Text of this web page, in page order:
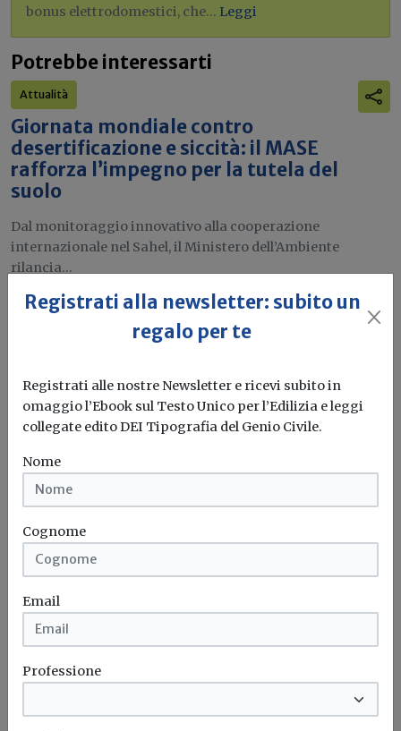
bonus elettrodomestici, che... Leggi
Potrebbe interessarti
Attualità
Giornata mondiale contro
desertificazione e siccità: il MASE
rafforza l’impegno per la tutela del
suolo
Dal monitoraggio innovativo alla cooperazione
internazionale nel Sahel, il Ministero dell’Ambiente
rilancia...
MASE Siccità Climate change
Attualità
Infrastrutture idriche climate-resilient:
la strategia di AIS per affrontare il
cambiamento climatico
Dalla gestione emergenziale alla resilienza sistemica:
investimenti, innovazione e governance al centro...
Idrico Sostenibilità Casa&Clima
Efficientamento idrico: allo studio
“certificati blu” sul modello dei
Registrati alla newsletter: subito un
regalo per te
Registrati alle nostre Newsletter e ricevi subito in
omaggio l’Ebook sul Testo Unico per l’Edilizia e leggi
collegate edito DEI Tipografia del Genio Civile.
Nome
Cognome
Email
Professione